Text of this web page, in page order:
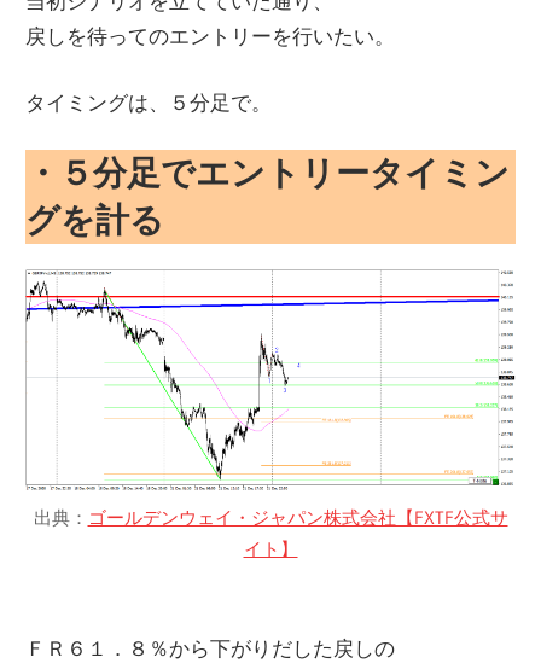
戻しを待ってのエントリーを行いたい。
タイミングは、５分足で。
・５分足でエントリータイミン
グを計る
出典： ゴールデンウェイ・ジャパン株式会社【FXTF公式サ
イト】
ＦＲ６１．８％から下がりだした戻しの